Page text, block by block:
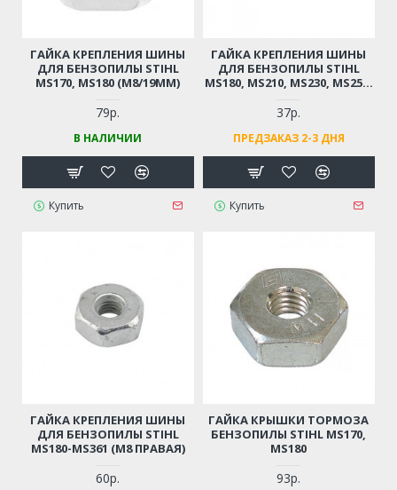
ГАЙКА КРЕПЛЕНИЯ ШИНЫ
ДЛЯ БЕНЗОПИЛЫ STIHL
MS170, MS180 (М8/19ММ)
79р.
В НАЛИЧИИ
Купить
ГАЙКА КРЕПЛЕНИЯ ШИНЫ
ДЛЯ БЕНЗОПИЛЫ STIHL
MS180, MS210, MS230, MS250,
37р.
ПРЕДЗАКАЗ 2-3 ДНЯ
Купить
ГАЙКА КРЕПЛЕНИЯ ШИНЫ
ДЛЯ БЕНЗОПИЛЫ STIHL
MS180-MS361 (М8 ПРАВАЯ)
60р.
ГАЙКА КРЫШКИ ТОРМОЗА
БЕНЗОПИЛЫ STIHL MS170,
MS180
93р.